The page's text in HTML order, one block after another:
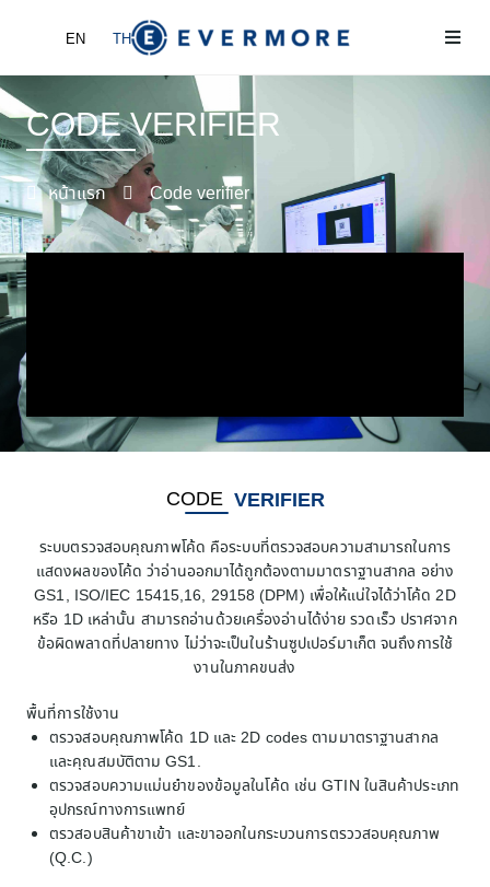
EN TH
ผลิตภัณฑ์
CODE VERIFIER
หน้าแรก Code verifier
CODE VERIFIER
ระบบตรวจสอบคุณภาพโค้ด คือระบบที่ตรวจสอบความสามารถในการ
แสดงผลของโค้ด ว่าอ่านออกมาได้ถูกต้องตามมาตราฐานสากล อย่าง
GS1, ISO/IEC 15415,16, 29158 (DPM) เพื่อให้แน่ใจได้ว่าโค้ด 2D
หรือ 1D เหล่านั้น สามารถอ่านด้วยเครื่องอ่านได้ง่าย รวดเร็ว ปราศจาก
ข้อผิดพลาดที่ปลายทาง ไม่ว่าจะเป็นในร้านซูปเปอร์มาเก็ต จนถึงการใช้
งานในภาคขนส่ง
พื้นที่การใช้งาน
ตรวจสอบคุณภาพโค้ด 1D และ 2D codes ตามมาตราฐานสากล
และคุณสมบัติตาม GS1.
ตรวจสอบความแม่นยำของข้อมูลในโค้ด เช่น GTIN ในสินค้าประเภท
อุปกรณ์ทางการแพทย์
ตรวสอบสินค้าขาเข้า และขาออกในกระบวนการตรววสอบคุณภาพ
(Q.C.)